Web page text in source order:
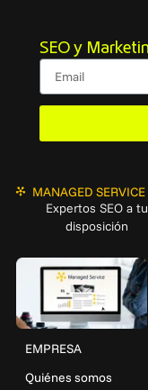
SEO y
Email
MANAGED SERVICE
Expertos SEO a tu
disposición
EMPRESA
Quiénes somos